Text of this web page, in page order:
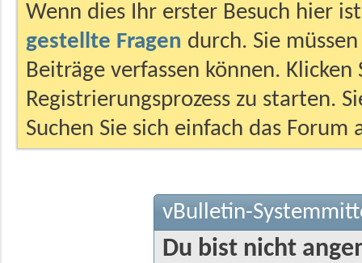
Wenn dies Ihr erster Besuch hier
gestellte Fragen durch. Sie
Beiträge verfassen können.
Registrierungsprozess zu starten.
Suchen Sie sich einfach das
vBulletin-
Du bist nicht